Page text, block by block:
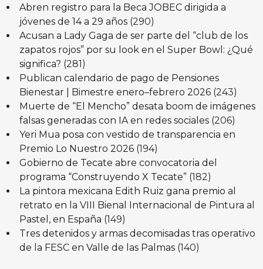
Abren registro para la Beca JOBEC dirigida a
jóvenes de 14 a 29 años (290)
Acusan a Lady Gaga de ser parte del “club de los
zapatos rojos” por su look en el Super Bowl: ¿Qué
significa? (281)
Publican calendario de pago de Pensiones
Bienestar | Bimestre enero–febrero 2026 (243)
Muerte de “El Mencho” desata boom de imágenes
falsas generadas con IA en redes sociales (206)
Yeri Mua posa con vestido de transparencia en
Premio Lo Nuestro 2026 (194)
Gobierno de Tecate abre convocatoria del
programa “Construyendo X Tecate” (182)
La pintora mexicana Edith Ruiz gana premio al
retrato en la VIII Bienal Internacional de Pintura al
Pastel, en España (149)
Tres detenidos y armas decomisadas tras operativo
de la FESC en Valle de las Palmas (140)